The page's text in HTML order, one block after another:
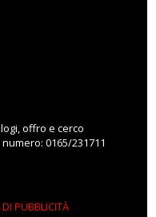
offro e cerco
0165/231711
PUBBLICITÀ